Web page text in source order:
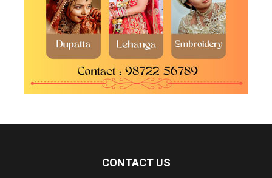
CONTACT US